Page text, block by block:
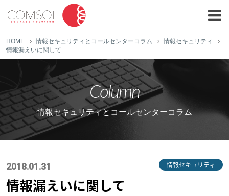
HOME 情報セキュリティとコールセンターコラム
情報セキュリティ
情報漏えいに関して
Column
情報セキュリティとコールセンターコラム
2018.01.31
情報漏えいに関して
情報セキュリティ